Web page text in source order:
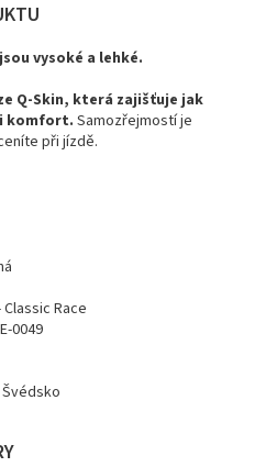
vysoké a lehké.
Q-Skin, která zajišťuje jak
komfort. Samozřejmostí je
při jízdě.
Classic Race
0049
Švédsko